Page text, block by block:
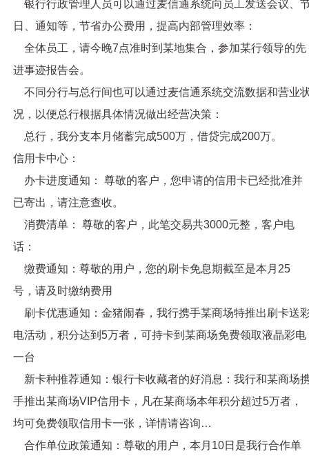
银行行政管理人员可以通过麦信通系统向员工发送会议、
日、通知等，节省办公费用，提高内部管理效率：
全体员工，请今晚7点准时到某地集合，参加某行领导的先
进事迹报告会。
不同分行与总行间也可以通过麦信通系统交流数据和营业
况，以便总行根据具体情况做出经营决策：
总行，我分支本月储蓄完成500万，借贷完成200万。
信用卡中心：
办卡进度通知： 尊敬的客户，您申请的信用卡已经批准并
已寄出，请注意查收。
消费清单： 尊敬的客户，此笔交易共3000元整，客户电
话：
缴费通知：尊敬的用户，您的刷卡免息期截至是本月25
号，请及时缴纳费用
刷卡优惠通知：金猪闹春，我行携手某商场特推出刷卡送
电活动，积分达到5万者，可持卡到某商场免费领取液晶彩电
一台
新卡种推荐通知：银行卡收藏者的好消息：我行和某商场
手推出某商场VIP信用卡，凡在某商场本年积分超过5万者，
均可免费领取信用卡一张，详情请咨询…
合作单位政策通知：尊敬的用户，本月10日是我行合作单